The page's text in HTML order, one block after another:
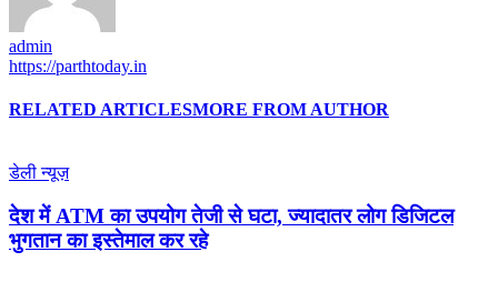
admin
https://parthtoday.in
RELATED ARTICLESMORE FROM AUTHOR
डेली न्यूज़
देश में ATM का उपयोग तेजी से घटा, ज्यादातर लोग डिजिटल
भुगतान का इस्तेमाल कर रहे